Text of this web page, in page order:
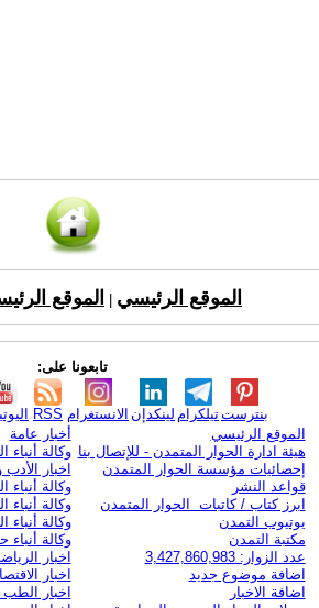
الموقع الرئيسي الموقع
تابعونا على:
RSS الانستغرام لينكدإن تيلكرامبنترست
الموقع الرئيسي
هيئة ادارة الحوار المتمدن - للإتصال بنا
إحصائيات مؤسسة الحوار المتمدن
قواعد النشر
ابرز كتاب / كاتبات الحوار المتمدن
يوتيوب التمدن
مكتبة التمدن
عدد الزوار: 3,427,860,983
اضافة موضوع جديد
اضافة الاخبار
أخبار عامة
وكالة أنباء
اخبار الأدب
وكالة أنباء
وكالة أنباء
وكالة أنباء
وكالة
اخبار
اخبار
اخبار الطب